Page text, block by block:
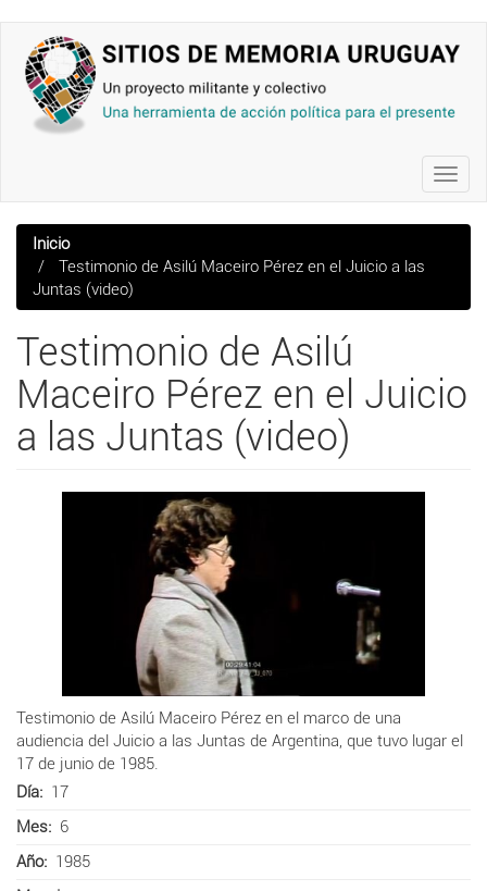
contenido
principal
Inicio
Testimonio de Asilú Maceiro Pérez en el Juicio a las
Juntas (video)
Testimonio de Asilú
Maceiro Pérez en el Juicio
a las Juntas (video)
Testimonio de Asilú Maceiro Pérez en el marco de una
audiencia del Juicio a las Juntas de Argentina, que tuvo lugar el
17 de junio de 1985.
Día
17
Mes
6
Año
1985